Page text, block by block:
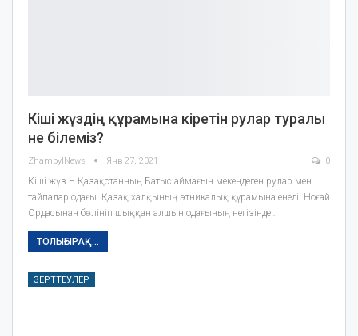
Кіші жүздің құрамына кіретін рулар туралы
не білеміз?
ZhambylNews Янв 27, 2021 0
Кіші жүз – Қазақстанның Батыс аймағын мекендеген рулар мен
тайпалар одағы. Қазақ халқының этникалық құрамына енеді. Ноғай
Ордасынан бөлініп шыққан алшын одағының негізінде…
ТОЛЫҒЫРАҚ...
ЗЕРТТЕУЛЕР